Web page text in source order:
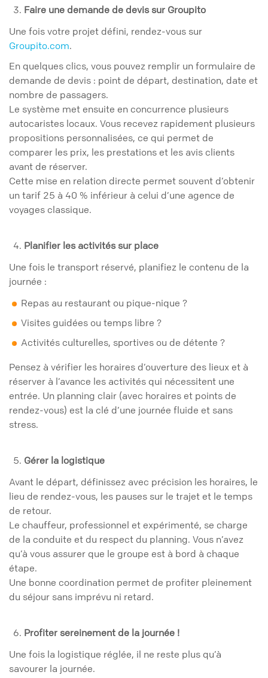
Faire une demande de devis sur Groupito
Une fois votre projet défini, rendez-vous sur
Groupito.com.
En quelques clics, vous pouvez remplir un formulaire de
demande de devis : point de départ, destination, date et
nombre de passagers.
Le système met ensuite en concurrence plusieurs
autocaristes locaux. Vous recevez rapidement plusieurs
propositions personnalisées, ce qui permet de
comparer les prix, les prestations et les avis clients
avant de réserver.
Cette mise en relation directe permet souvent d’obtenir
un tarif 25 à 40 % inférieur à celui d’une agence de
voyages classique.
Planifier les activités sur place
Une fois le transport réservé, planifiez le contenu de la
journée :
Repas au restaurant ou pique-nique ?
Visites guidées ou temps libre ?
Activités culturelles, sportives ou de détente ?
Pensez à vérifier les horaires d’ouverture des lieux et à
réserver à l’avance les activités qui nécessitent une
entrée. Un planning clair (avec horaires et points de
rendez-vous) est la clé d’une journée fluide et sans
stress.
Gérer la logistique
Avant le départ, définissez avec précision les horaires, le
lieu de rendez-vous, les pauses sur le trajet et le temps
de retour.
Le chauffeur, professionnel et expérimenté, se charge
de la conduite et du respect du planning. Vous n’avez
qu’à vous assurer que le groupe est à bord à chaque
étape.
Une bonne coordination permet de profiter pleinement
du séjour sans imprévu ni retard.
Profiter sereinement de la journée !
Une fois la logistique réglée, il ne reste plus qu’à
savourer la journée.